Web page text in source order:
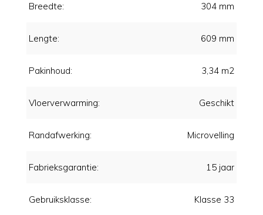
Breedte: 304 mm
Lengte: 609 mm
Pakinhoud: 3,34 m2
Vloerverwarming: Geschikt
Randafwerking: Microvelling
Fabrieksgarantie: 15 jaar
Gebruiksklasse: Klasse 33